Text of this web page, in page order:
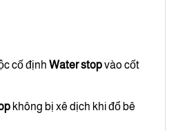
cố định Water stopvào cốt
không bị xê dịch khi đổ bê